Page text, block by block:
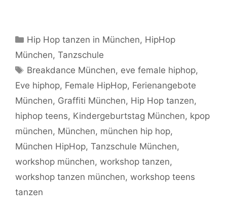
Kategorien
Hip Hop tanzen in München, HipHop
München, Tanzschule
Schlagwörter
Breakdance München, eve female hiphop,
Eve hiphop, Female HipHop, Ferienangebote
München, Graffiti München, Hip Hop tanzen,
hiphop teens, Kindergeburtstag München, kpop
münchen, München, münchen hip hop,
München HipHop, Tanzschule München,
workshop münchen, workshop tanzen,
workshop tanzen münchen, workshop teens
tanzen